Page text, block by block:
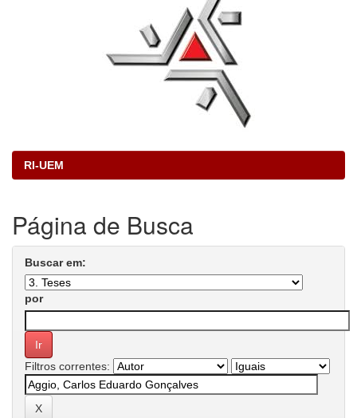
RI-UEM
Página de Busca
Buscar em:
por
Filtros correntes: